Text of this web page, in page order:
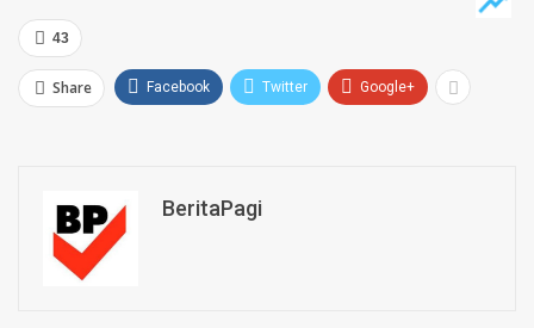
43
Share Facebook Twitter Google+
BeritaPagi